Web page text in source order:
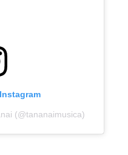
(@tananaimusica)